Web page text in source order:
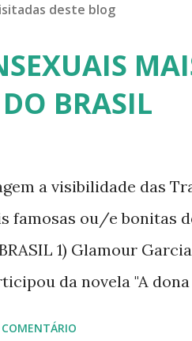
deste blog
BRASIL
a visibilidade das
famosas ou/e bonitas
1) Glamour
da novela "A